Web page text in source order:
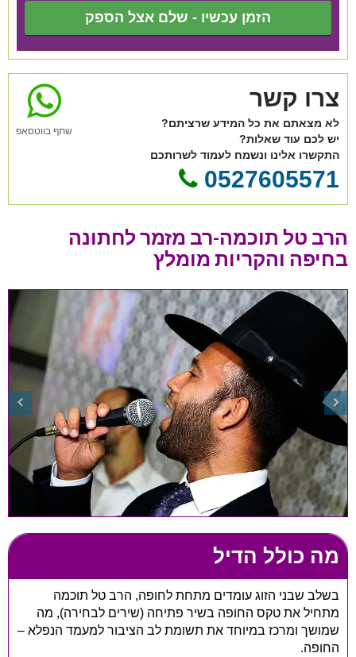
הזמן עכשיו - שלם אצל הספק
שתף בווטסאפ
צרו קשר
לא מצאתם את כל המידע שרציתם?
יש לכם עוד שאלות?
התקשרו אלינו ונשמח לעמוד לשרותכם
0527605571
הרב טל תוכמה-רב מזמר לחתונה
בחיפה והקריות מומלץ
מה כולל הדיל
בשלב שבני הזוג עומדים מתחת לחופה, הרב טל תוכמה
מתחיל את טקס החופה בשיר פתיחה (שירים לבחירה), מה
שמושך ומרכז במיוחד את תשומת לב הציבור למעמד הנפלא –
החופה.